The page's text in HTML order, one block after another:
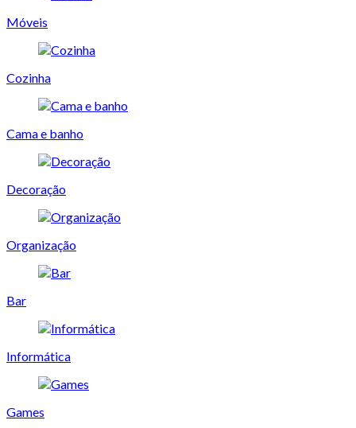
Móveis
Cozinha
Cama e banho
Decoração
Organização
Bar
Informática
Games